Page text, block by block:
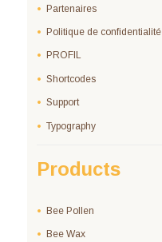
Partenaires
Politique de confidentialité
PROFIL
Shortcodes
Support
Typography
Products
Bee Pollen
Bee Wax